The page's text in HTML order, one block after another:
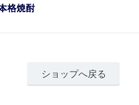
ショップへ戻る